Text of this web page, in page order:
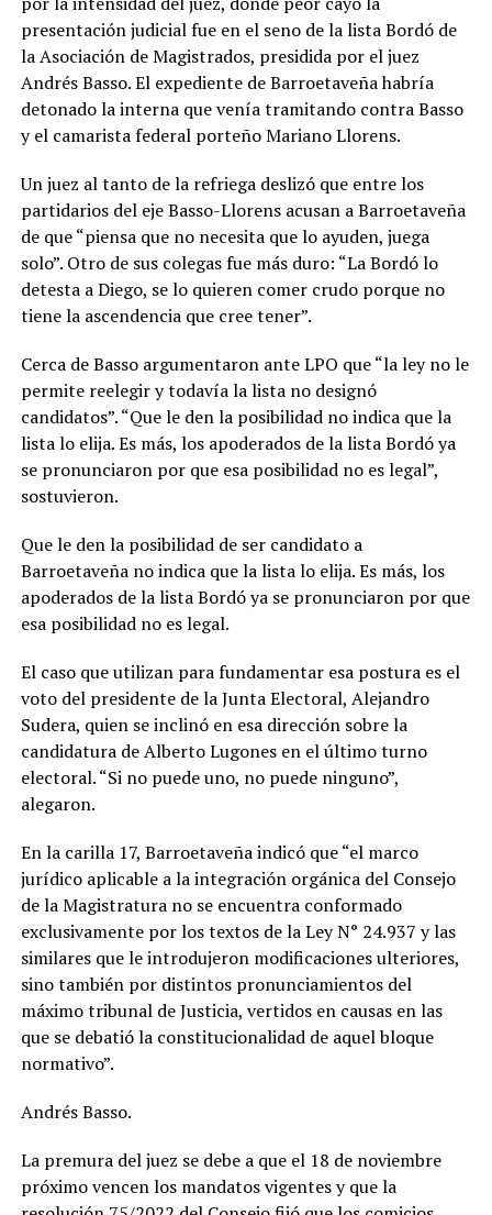
presentación judicial fue en el seno de la lista Bordó de
la Asociación de Magistrados, presidida por el juez
Andrés Basso. El expediente de Barroetaveña habría
detonado la interna que venía tramitando contra Basso
y el camarista federal porteño Mariano Llorens.
Un juez al tanto de la refriega deslizó que entre los
partidarios del eje Basso-Llorens acusan a Barroetaveña
de que “piensa que no necesita que lo ayuden, juega
solo”. Otro de sus colegas fue más duro: “La Bordó lo
detesta a Diego, se lo quieren comer crudo porque no
tiene la ascendencia que cree tener”.
Cerca de Basso argumentaron ante LPO que “la ley no le
permite reelegir y todavía la lista no designó
candidatos”. “Que le den la posibilidad no indica que la
lista lo elija. Es más, los apoderados de la lista Bordó ya
se pronunciaron por que esa posibilidad no es legal”,
sostuvieron.
Que le den la posibilidad de ser candidato a
Barroetaveña no indica que la lista lo elija. Es más, los
apoderados de la lista Bordó ya se pronunciaron por que
esa posibilidad no es legal.
El caso que utilizan para fundamentar esa postura es el
voto del presidente de la Junta Electoral, Alejandro
Sudera, quien se inclinó en esa dirección sobre la
candidatura de Alberto Lugones en el último turno
electoral. “Si no puede uno, no puede ninguno”,
alegaron.
En la carilla 17, Barroetaveña indicó que “el marco
jurídico aplicable a la integración orgánica del Consejo
de la Magistratura no se encuentra conformado
exclusivamente por los textos de la Ley N° 24.937 y las
similares que le introdujeron modificaciones ulteriores,
sino también por distintos pronunciamientos del
máximo tribunal de Justicia, vertidos en causas en las
que se debatió la constitucionalidad de aquel bloque
normativo”.
Andrés Basso.
La premura del juez se debe a que el 18 de noviembre
próximo vencen los mandatos vigentes y que la